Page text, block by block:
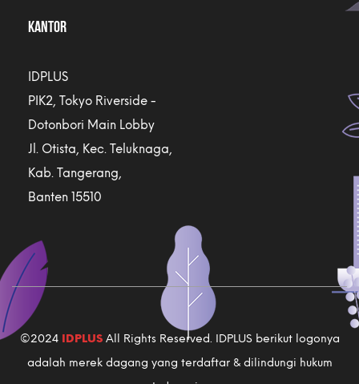
KANTOR
IDPLUS
PIK2, Tokyo Riverside -
Dotonbori Main Lobby
Jl. Otista, Kec. Teluknaga,
Kab. Tangerang,
Banten 15510
©2024 IDPLUSAll Rights Reserved. IDPLUS berikut logonya
adalah merek dagang yang terdaftar & dilindungi hukum